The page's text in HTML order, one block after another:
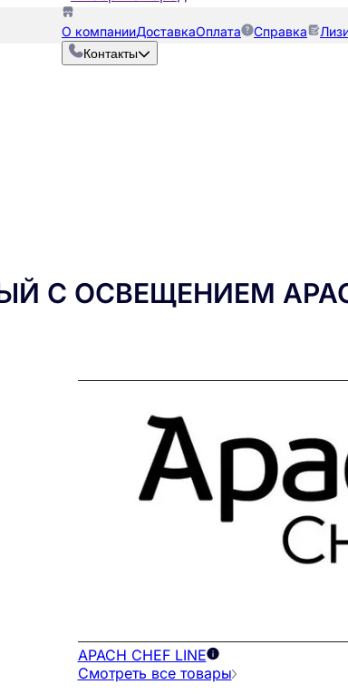
О компанииДоставкаОплата Справка
Контакты
С ОСВЕЩЕНИЕМ APACH
APACH CHEF LINE
Смотреть все товары